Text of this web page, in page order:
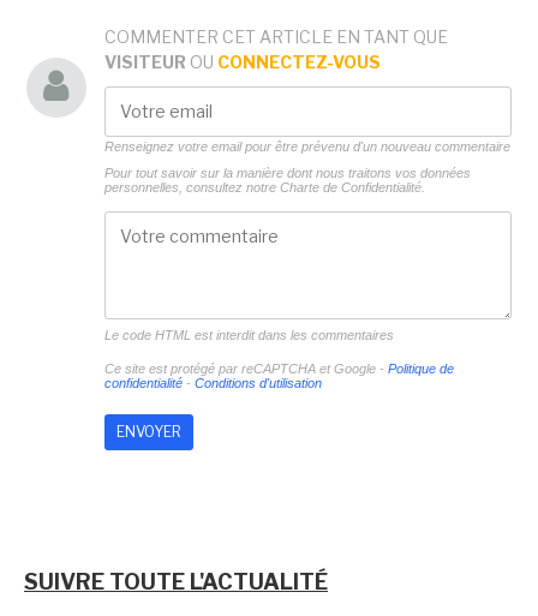
COMMENTER CET ARTICLE EN TANT QUE
VISITEUR OU CONNECTEZ-VOUS
Renseignez votre email pour être prévenu d'un nouveau commentaire
Pour tout savoir sur la manière dont nous traitons vos données
personnelles, consultez notre Charte de Confidentialité.
Le code HTML est interdit dans les commentaires
Ce site est protégé par reCAPTCHA et Google - Politique de
confidentialité- Conditions d'utilisation
SUIVRE TOUTE L'ACTUALITÉ